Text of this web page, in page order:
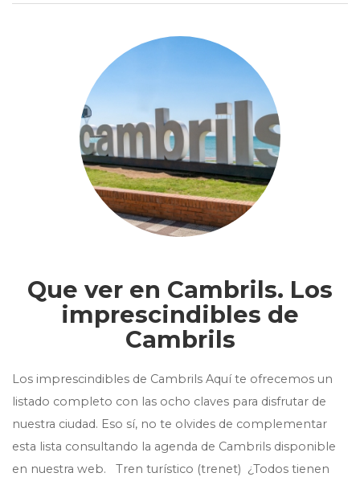
Que ver en Cambrils. Los
imprescindibles de
Cambrils
Los imprescindibles de Cambrils Aquí te ofrecemos un
listado completo con las ocho claves para disfrutar de
nuestra ciudad. Eso sí, no te olvides de complementar
esta lista consultando la agenda de Cambrils disponible
en nuestra web. Tren turístico (trenet) ¿Todos tienen